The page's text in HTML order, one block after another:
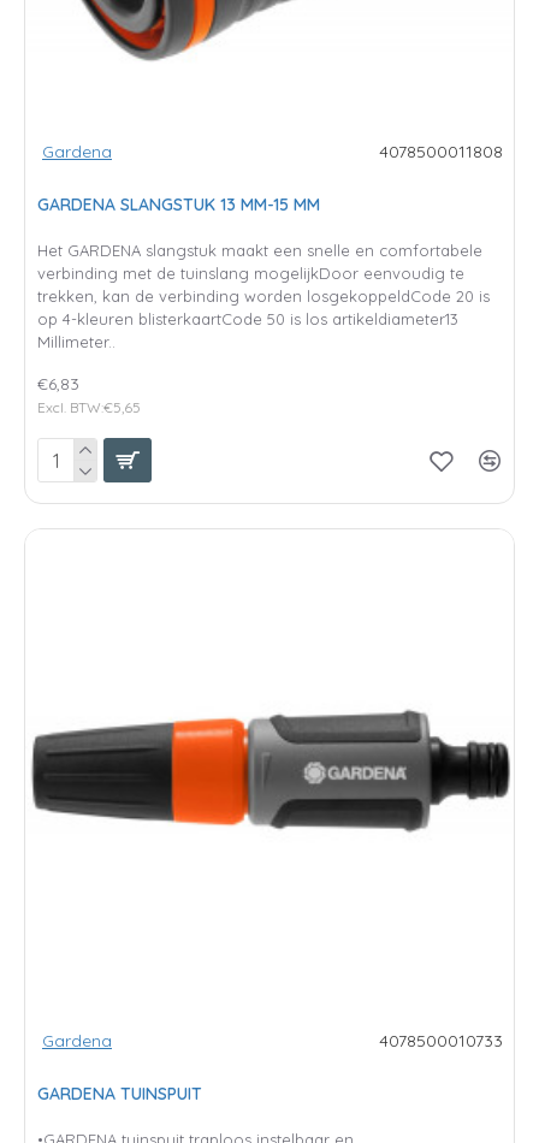
Gardena 4078500011808
GARDENA SLANGSTUK 13 MM-15 MM
Het GARDENA slangstuk maakt een snelle en comfortabele
verbinding met de tuinslang mogelijkDoor eenvoudig te
trekken, kan de verbinding worden losgekoppeldCode 20 is
op 4-kleuren blisterkaartCode 50 is los artikeldiameter13
Millimeter..
€6,83
Excl. BTW:€5,65
Gardena 4078500010733
GARDENA TUINSPUIT